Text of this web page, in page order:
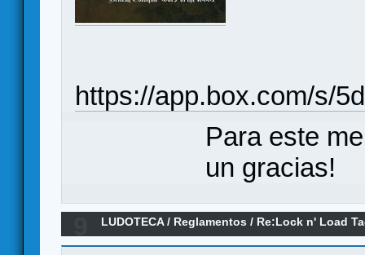
https://app.box.com/s/
Para este
un gracias!
LUDOTECA/ Reglamentos / Re:Lock n' Load